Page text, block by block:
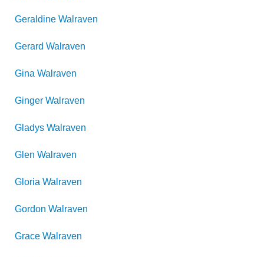
Geraldine Walraven
Gerard Walraven
Gina Walraven
Ginger Walraven
Gladys Walraven
Glen Walraven
Gloria Walraven
Gordon Walraven
Grace Walraven